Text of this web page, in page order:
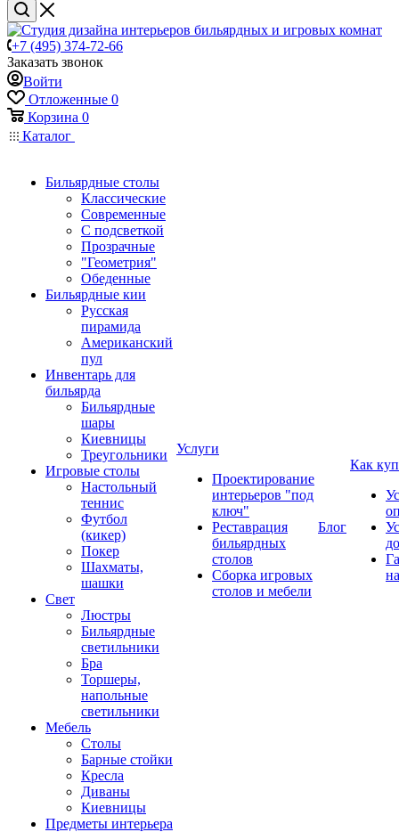
+7 (495) 374-72-66
Заказать звонок
Войти
Отложенные 0
Корзина 0
Каталог
Бильярдные столы
Классические
Современные
С подсветкой
Прозрачные
"Геометрия"
Обеденные
Бильярдные кии
Русская
пирамида
Американский
пул
Инвентарь для
бильярда
Бильярдные
шары
Киевницы
Треугольники
Игровые столы
Настольный
теннис
Футбол
(кикер)
Покер
Шахматы,
шашки
Свет
Люстры
Бильярдные
светильники
Бра
Торшеры,
напольные
светильники
Мебель
Столы
Барные стойки
Кресла
Диваны
Киевницы
Предметы интерьера
Услуги
Проектирование
интерьеров "под
ключ"
Реставрация
бильярдных
столов
Сборка игровых
столов и мебели
Блог
Как